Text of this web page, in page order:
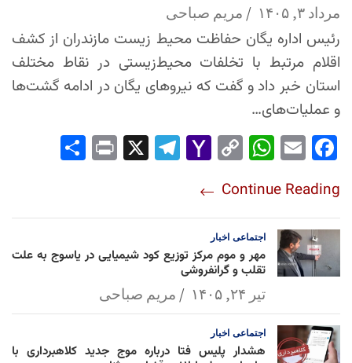
مرداد ۳, ۱۴۰۵ مریم صباحی
رئیس اداره یگان حفاظت محیط زیست مازندران از کشف
اقلام مرتبط با تخلفات محیط‌زیستی در نقاط مختلف
استان خبر داد و گفت که نیروهای یگان در ادامه گشت‌ها
و عملیات‌های…
Fac
ok
Em
Wh
Ap
p
Co
Lin
k
Yah
l
Tel
Pri
Continue Reading
اجتماعی اخبار
مهر و موم مرکز توزیع کود شیمیایی در یاسوج به علت
تقلب و گرانفروشی
تیر ۲۴, ۱۴۰۵ مریم صباحی
اجتماعی اخبار
هشدار پلیس فتا درباره موج جدید کلاهبرداری با